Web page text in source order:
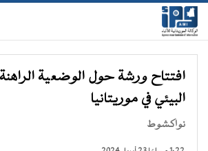
افتتاح ورشة حول الوضعية
البيئي في موريتانيا
نواكشوط